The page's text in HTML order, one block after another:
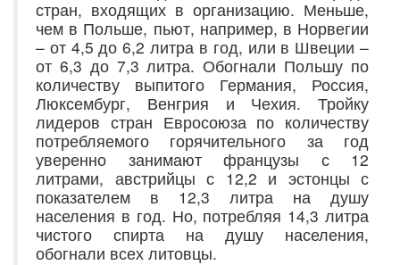
стран, входящих в организацию. Меньше,
чем в Польше, пьют, например, в Норвегии
– от 4,5 до 6,2 литра в год, или в Швеции –
от 6,3 до 7,3 литра. Обогнали Польшу по
количеству выпитого Германия, Россия,
Люксембург, Венгрия и Чехия. Тройку
лидеров стран Евросоюза по количеству
потребляемого горячительного за год
уверенно занимают французы с 12
литрами, австрийцы с 12,2 и эстонцы с
показателем в 12,3 литра на душу
населения в год. Но, потребляя 14,3 литра
чистого спирта на душу населения,
обогнали всех литовцы.